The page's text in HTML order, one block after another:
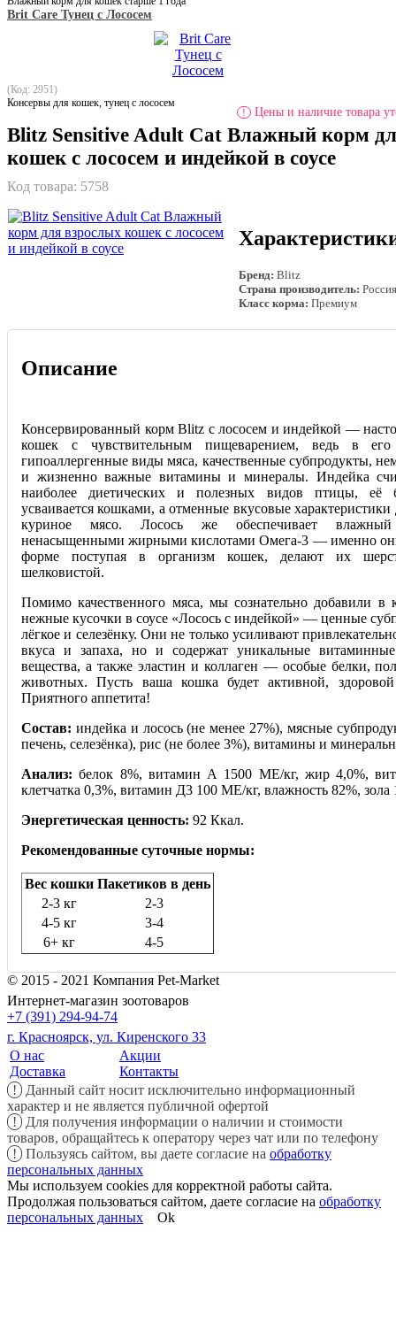
Brit Care Тунец с Лососем
(Код: 2951)
Консервы для кошек, тунец с лососем
! Цены и наличие товара
Blitz Sensitive Adult Cat Влажный корм
кошек с лососем и индейкой в соусе
Код товара: 5758
Бренд: Blitz
Страна производитель: Россия
Класс корма: Премиум
Описание
Консервированный корм Blitz с лососем и индейкой —
кошек с чувствительным пищеварением, ведь в его
гипоаллергенные виды мяса, качественные субпродукты,
и жизненно важные витамины и минералы. Индейка
наиболее диетических и полезных видов птицы, её
усваивается кошками, а отменные вкусовые характеристики
куриное мясо. Лосось же обеспечивает
ненасыщенными жирными кислотами Омега-3 — именно
форме поступая в организм кошек, делают их
шелковистой.
Помимо качественного мяса, мы сознательно добавили
нежные кусочки в соусе «Лосось с индейкой» — ценные
лёгкое и селезёнку. Они не только усиливают
вкуса и запаха, но и содержат уникальные
вещества, а также эластин и коллаген — особые белки,
животных. Пусть ваша кошка будет активной,
Приятного аппетита!
Состав: индейка и лосось (не менее 27%), мясные
печень, селезёнка), рис (не более 3%), витамины и
Анализ: белок 8%, витамин А 1500 МЕ/кг, жир 4,0%,
клетчатка 0,3%, витамин Д3 100 МE/кг, влажность 82%, зола
Энергетическая ценность: 92 Ккал.
Рекомендованные суточные нормы:
Вес кошки Пакетиков в день
2-3 кг
2-3
4-5 кг
3-4
6+ кг
4-5
© 2015 - 2021 Компания Pet-Market
Интернет-магазин зоотоваров
+7 (391) 294-94-74
г. Красноярск, ул. Киренского 33
О нас
Доставка
Акции
Контакты
!
Данный сайт носит исключительно информационный
характер и не является публичной офертой
!
Для получения информации о наличии и стоимости
товаров, обращайтесь к оператору через чат или по телефону
!
Пользуясь сайтом, вы даете согласие на обработку
персональных данных
Мы используем cookies для корректной работы сайта.
Продолжая пользоваться сайтом, даете согласие на обработку
персональных данных
Ok